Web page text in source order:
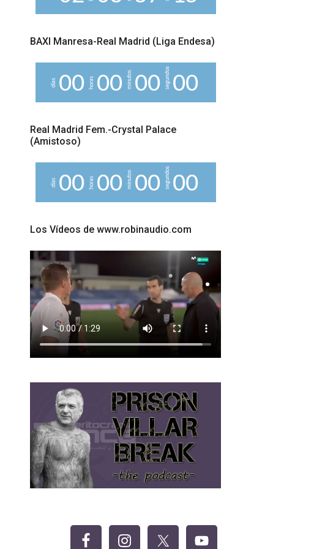
5
BAXI Manresa-Real Madrid (Liga Endesa)
días 00 horas 00 minutos 00segundos00
Real Madrid Fem.-Crystal Palace
(Amistoso)
días 00 horas 00 minutos 00segundos00
Los Vídeos de www.robinaudio.com